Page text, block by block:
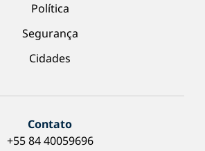
Política
Segurança
Cidades
Contato
+55 84 40059696